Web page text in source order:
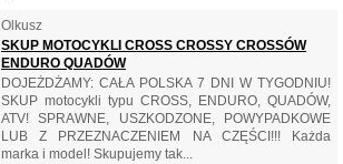
Olkusz
SKUP MOTOCYKLI CROSS CROSSY CROSSÓW
ENDURO QUADÓW
DOJEŻDŻAMY: CAŁA POLSKA 7 DNI W TYGODNIU!
SKUP motocykli typu CROSS, ENDURO, QUADÓW,
ATV! SPRAWNE, USZKODZONE, POWYPADKOWE
LUB Z PRZEZNACZENIEM NA CZĘŚCI!!! Każda
marka i model! Skupujemy tak...